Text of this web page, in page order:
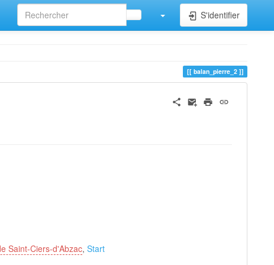
S'identifier
balan_pierre_2
Saint-Ciers-d'Abzac, Start